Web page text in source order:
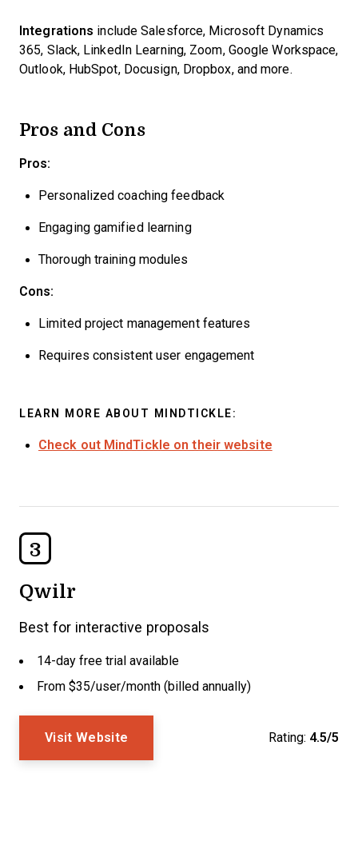
Integrations include Salesforce, Microsoft Dynamics
365, Slack, LinkedIn Learning, Zoom, Google Workspace,
Outlook, HubSpot, Docusign, Dropbox, and more.
Pros and Cons
Pros:
Personalized coaching feedback
Engaging gamified learning
Thorough training modules
Cons:
Limited project management features
Requires consistent user engagement
LEARN MORE ABOUT MINDTICKLE:
Check out MindTickle on their website
3
Qwilr
Best for interactive proposals
14-day free trial available
From $35/user/month (billed annually)
Visit Website Rating: 4.5/5